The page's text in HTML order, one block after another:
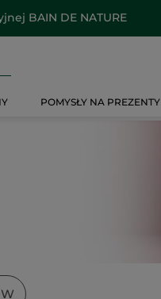
BAIN DE NATURE
POMYSŁY NA PREZENTY